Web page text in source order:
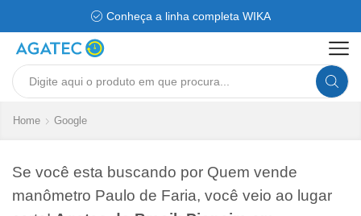
Conheça a linha completa WIKA
Search
Home Google
Se você esta buscando por Quem vende
manômetro Paulo de Faria, você veio ao lugar